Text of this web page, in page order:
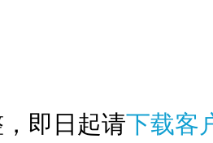
即日起请下载客